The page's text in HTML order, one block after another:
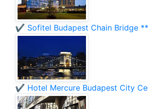
✔️ Sofitel Budapest Chain Bridge
✔️ Hotel Mercure Budapest City